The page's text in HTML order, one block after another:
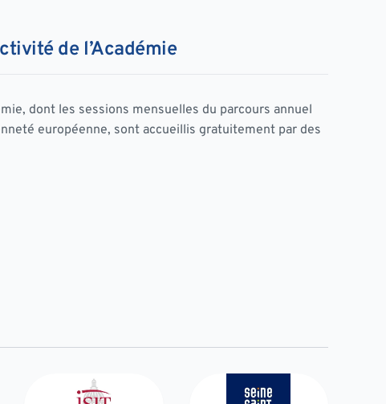
de l’Académie
dont les sessions mensuelles du parcours annuel
européenne, sont accueillis gratuitement par des